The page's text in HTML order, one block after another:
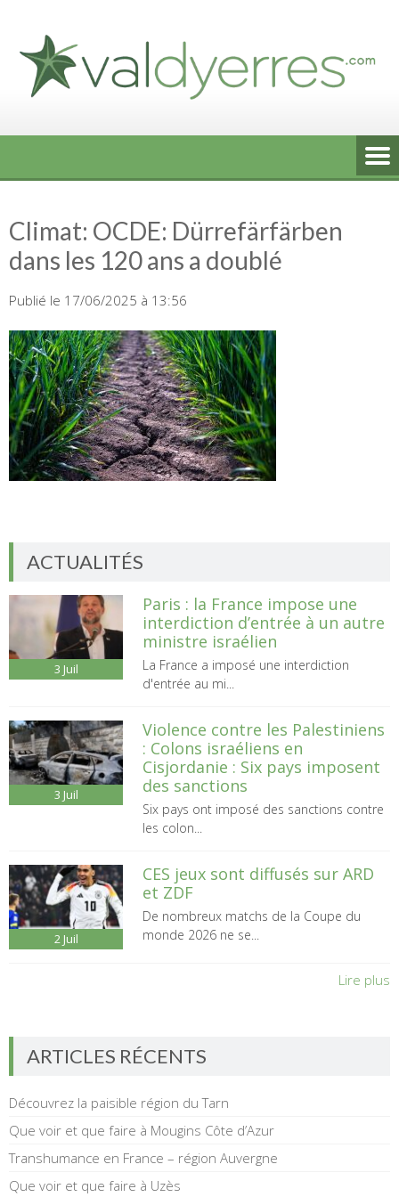
content
Climat: OCDE: Dürrefärfärben
dans les 120 ans a doublé
Publié le 17/06/2025 à 13:56
ACTUALITÉS
3 Juil
Paris : la France impose une
interdiction d’entrée à un autre
ministre israélien
La France a imposé une interdiction
d'entrée au mi...
3 Juil
Violence contre les Palestiniens
: Colons israéliens en
Cisjordanie : Six pays imposent
des sanctions
Six pays ont imposé des sanctions contre
les colon...
2 Juil
CES jeux sont diffusés sur ARD
et ZDF
De nombreux matchs de la Coupe du
monde 2026 ne se...
Lire plus
ARTICLES RÉCENTS
Découvrez la paisible région du Tarn
Que voir et que faire à Mougins Côte d’Azur
Transhumance en France – région Auvergne
Que voir et que faire à Uzès